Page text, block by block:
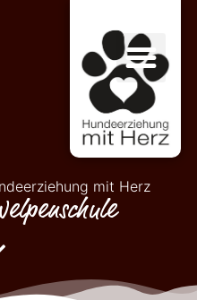
mit Herz